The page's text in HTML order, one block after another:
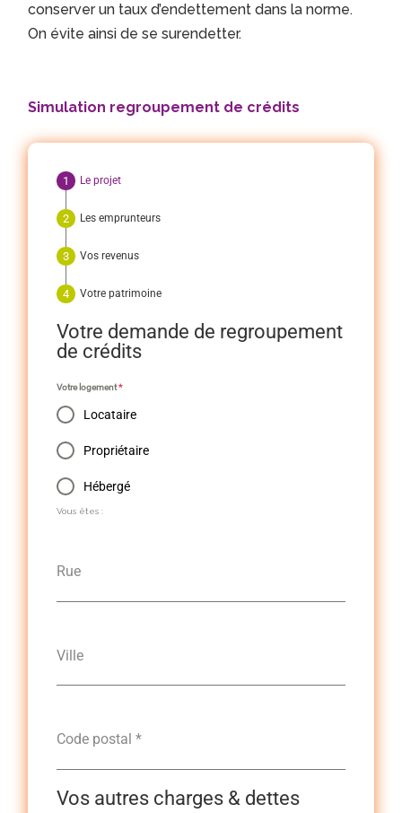
conserver un taux d’endettement dans la norme.
On évite ainsi de se surendetter.
Simulation regroupement de crédits
Le projet
Les emprunteurs
Vos revenus
Votre patrimoine
Votre demande de regroupement
de crédits
Votre logement*
Locataire
Propriétaire
Hébergé
Vous êtes :
Rue
Ville
Code postal*
Vos autres charges & dettes